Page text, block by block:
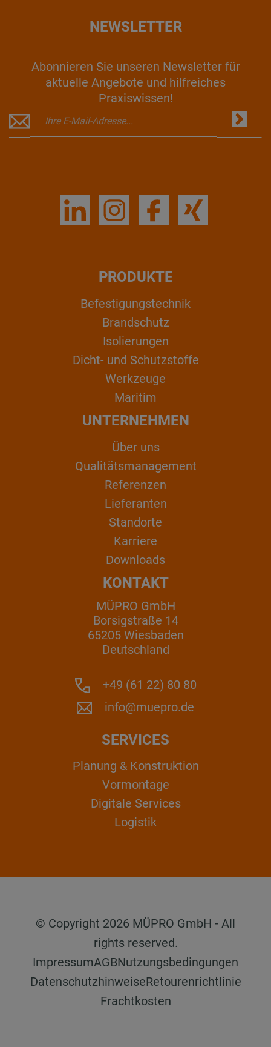
NEWSLETTER
Abonnieren Sie unseren Newsletter für
aktuelle Angebote und hilfreiches
Praxiswissen!
PRODUKTE
Befestigungstechnik
Brandschutz
Isolierungen
Dicht- und Schutzstoffe
Werkzeuge
Maritim
UNTERNEHMEN
Über uns
Qualitätsmanagement
Referenzen
Lieferanten
Standorte
Karriere
Downloads
KONTAKT
MÜPRO GmbH
Borsigstraße 14
65205 Wiesbaden
Deutschland
+49 (61 22) 80 80
info@muepro.de
SERVICES
Planung & Konstruktion
Vormontage
Digitale Services
Logistik
© Copyright 2026 MÜPRO GmbH - All
rights reserved.
ImpressumAGBNutzungsbedingungen
DatenschutzhinweiseRetourenrichtlinie
Frachtkosten